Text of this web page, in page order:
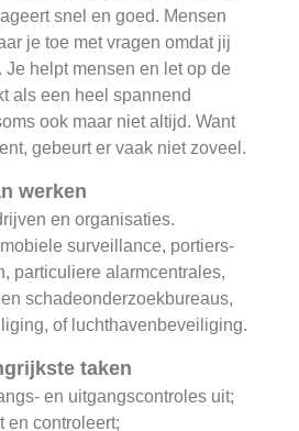
snel en goed. Mensen
je toe met vragen omdat jij
Je helpt mensen en let op de
als een heel spannend
ook maar niet altijd. Want
gebeurt er vaak niet zoveel.
werken
en organisaties.
surveillance, portiers-
particuliere alarmcentrales,
schadeonderzoekbureaus,
of luchthavenbeveiliging.
taken
en uitgangscontroles uit;
en controleert;